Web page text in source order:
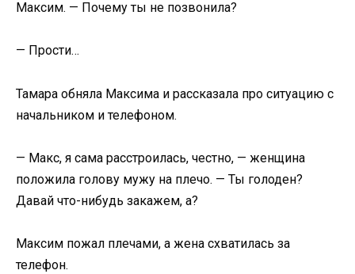
Максим. — Почему ты не позвонила?
— Прости…
Тамара обняла Максима и рассказала про ситуацию с
начальником и телефоном.
— Макс, я сама расстроилась, честно, — женщина
положила голову мужу на плечо. — Ты голоден?
Давай что-нибудь закажем, а?
Максим пожал плечами, а жена схватилась за
телефон.